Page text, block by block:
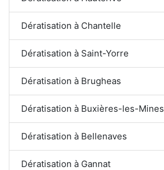
Dératisation à Chantelle
Dératisation à Saint-Yorre
Dératisation à Brugheas
Dératisation à Buxières-les-Mines
Dératisation à Bellenaves
Dératisation à Gannat